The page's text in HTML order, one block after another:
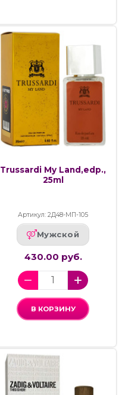
Trussardi My Land,edp.,
25ml
Артикул: 2Д48-МП-105
Мужской
430.00 руб.
В КОРЗИНУ